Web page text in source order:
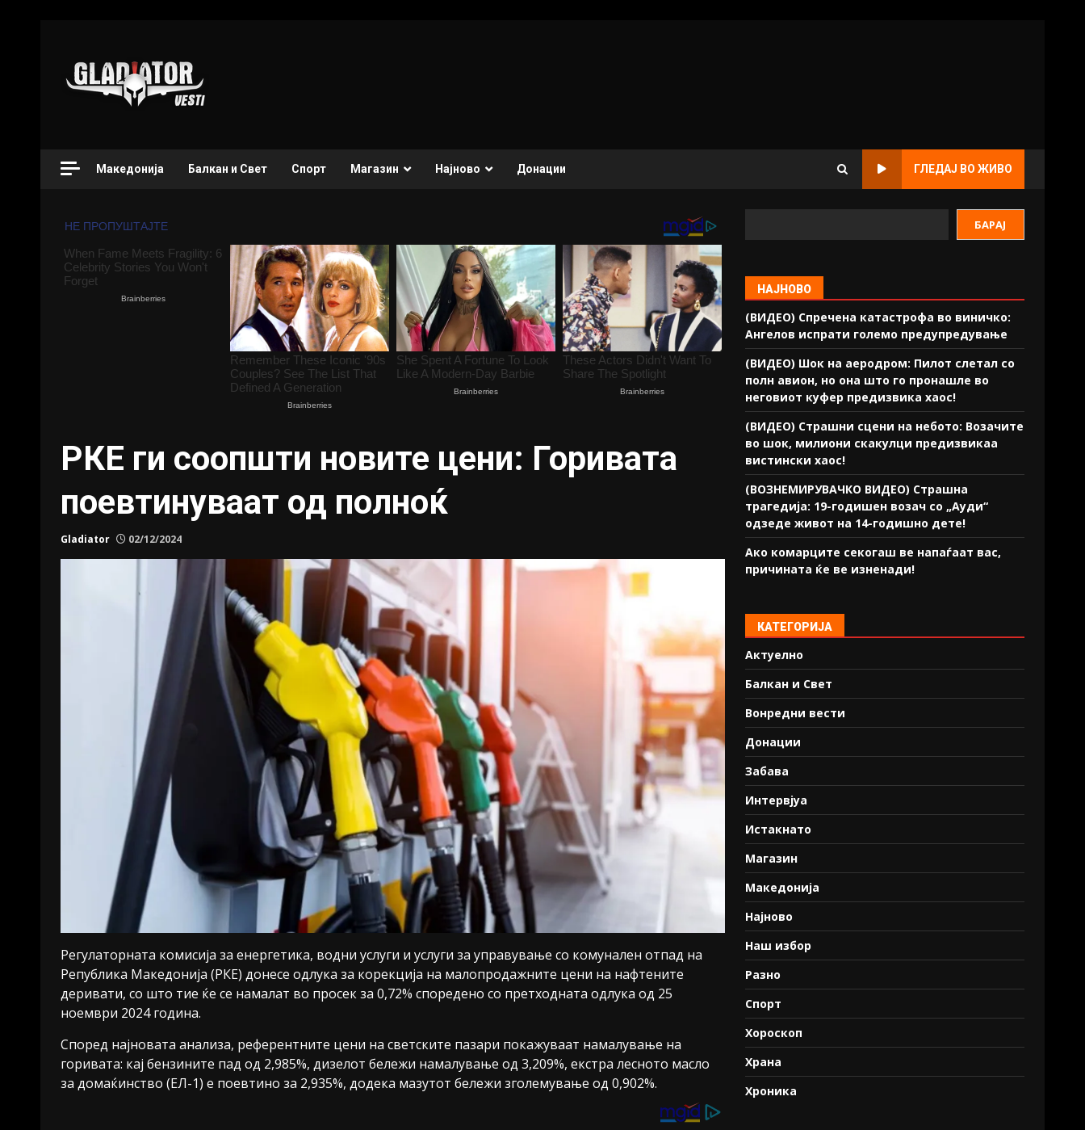
Македонија Балкан и Свет Спорт Магазин Најново Донации ГЛЕДАЈ ВО ЖИВО
РКЕ ги соопшти новите цени: Горивата
поевтинуваат од полноќ
Gladiator 02/12/2024
Регулаторната комисија за енергетика, водни услуги и услуги за управување со комунален отпад на
Република Македонија (РКЕ) донесе одлука за корекција на малопродажните цени на нафтените
деривати, со што тие ќе се намалат во просек за 0,72% споредено со претходната одлука од 25
ноември 2024 година.
Според најновата анализа, референтните цени на светските пазари покажуваат намалување на
горивата: кај бензините пад од 2,985%, дизелот бележи намалување од 3,209%, екстра лесното масло
за домаќинство (ЕЛ-1) е поевтино за 2,935%, додека мазутот бележи зголемување од 0,902%.
БАРАЈ
НАЈНОВО
(ВИДЕО) Спречена катастрофа во виничко:
Ангелов испрати големо предупредување
(ВИДЕО) Шок на аеродром: Пилот слетал со
полн авион, но она што го пронашле во
неговиот куфер предизвика хаос!
(ВИДЕО) Страшни сцени на небото: Возачите
во шок, милиони скакулци предизвикаа
вистински хаос!
(ВОЗНЕМИРУВАЧКО ВИДЕО) Страшна
трагедија: 19-годишен возач со „Ауди“
одзеде живот на 14-годишно дете!
Ако комарците секогаш ве напаѓаат вас,
причината ќе ве изненади!
КАТЕГОРИЈА
Актуелно
Балкан и Свет
Вонредни вести
Донации
Забава
Интервјуа
Истакнато
Магазин
Македонија
Најново
Наш избор
Разно
Спорт
Хороскоп
Храна
Хроника